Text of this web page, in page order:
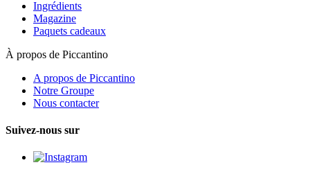
Ingrédients
Magazine
Paquets cadeaux
À propos de Piccantino
A propos de Piccantino
Notre Groupe
Nous contacter
Suivez-nous sur